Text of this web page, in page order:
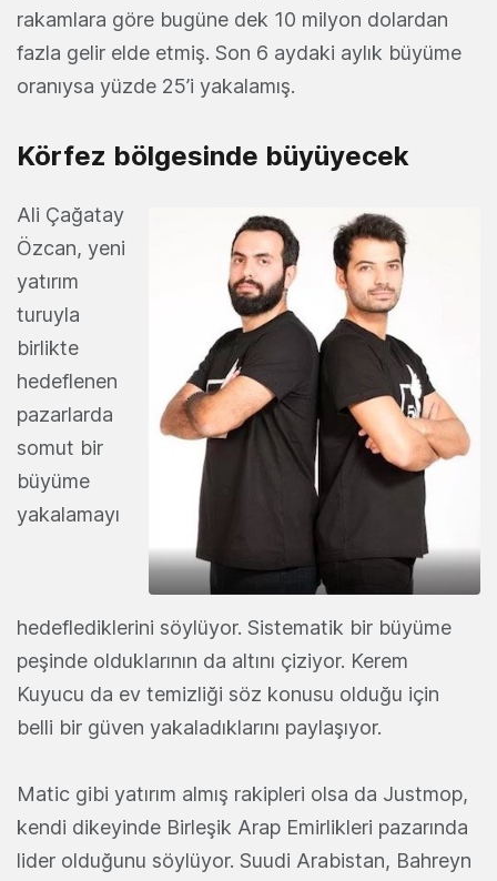
rakamlara göre bugüne dek 10 milyon dolardan
fazla gelir elde etmiş. Son 6 aydaki aylık büyüme
oranıysa yüzde 25’i yakalamış.
Körfez bölgesinde büyüyecek
Ali Çağatay
Özcan, yeni
yatırım
turuyla
birlikte
hedeflenen
pazarlarda
somut bir
büyüme
yakalamayı
hedeflediklerini söylüyor. Sistematik bir büyüme
peşinde olduklarının da altını çiziyor. Kerem
Kuyucu da ev temizliği söz konusu olduğu için
belli bir güven yakaladıklarını paylaşıyor.
Matic gibi yatırım almış rakipleri olsa da Justmop,
kendi dikeyinde Birleşik Arap Emirlikleri pazarında
lider olduğunu söylüyor. Suudi Arabistan, Bahreyn